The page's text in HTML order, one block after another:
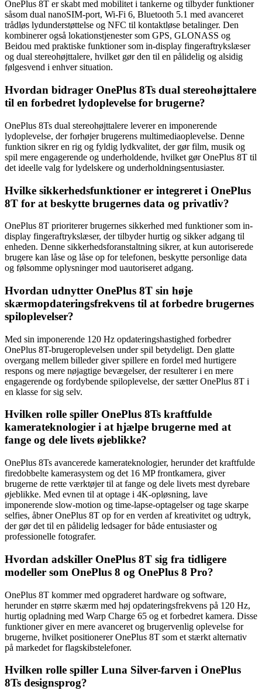
OnePlus 8T er skabt med mobilitet i tankerne og tilbyder funktioner
såsom dual nanoSIM-port, Wi-Fi 6, Bluetooth 5.1 med avanceret
trådløs lydunderstøttelse og NFC til kontaktløse betalinger. Den
kombinerer også lokationstjenester som GPS, GLONASS og
Beidou med praktiske funktioner som in-display fingeraftrykslæser
og dual stereohøjttalere, hvilket gør den til en pålidelig og alsidig
følgesvend i enhver situation.
Hvordan bidrager OnePlus 8Ts dual stereohøjttalere
til en forbedret lydoplevelse for brugerne?
OnePlus 8Ts dual stereohøjttalere leverer en imponerende
lydoplevelse, der forhøjer brugerens multimediaoplevelse. Denne
funktion sikrer en rig og fyldig lydkvalitet, der gør film, musik og
spil mere engagerende og underholdende, hvilket gør OnePlus 8T til
det ideelle valg for lydelskere og underholdningsentusiaster.
Hvilke sikkerhedsfunktioner er integreret i OnePlus
8T for at beskytte brugernes data og privatliv?
OnePlus 8T prioriterer brugernes sikkerhed med funktioner som in-
display fingeraftrykslæser, der tilbyder hurtig og sikker adgang til
enheden. Denne sikkerhedsforanstaltning sikrer, at kun autoriserede
brugere kan låse og låse op for telefonen, beskytte personlige data
og følsomme oplysninger mod uautoriseret adgang.
Hvordan udnytter OnePlus 8T sin høje
skærmopdateringsfrekvens til at forbedre brugernes
spiloplevelser?
Med sin imponerende 120 Hz opdateringshastighed forbedrer
OnePlus 8T-brugeroplevelsen under spil betydeligt. Den glatte
overgang mellem billeder giver spillere en fordel med hurtigere
respons og mere nøjagtige bevægelser, der resulterer i en mere
engagerende og fordybende spiloplevelse, der sætter OnePlus 8T i
en klasse for sig selv.
Hvilken rolle spiller OnePlus 8Ts kraftfulde
kamerateknologier i at hjælpe brugerne med at
fange og dele livets øjeblikke?
OnePlus 8Ts avancerede kamerateknologier, herunder det kraftfulde
firedobbelte kamerasystem og det 16 MP frontkamera, giver
brugerne de rette værktøjer til at fange og dele livets mest dyrebare
øjeblikke. Med evnen til at optage i 4K-opløsning, lave
imponerende slow-motion og time-lapse-optagelser og tage skarpe
selfies, åbner OnePlus 8T op for en verden af kreativitet og udtryk,
der gør det til en pålidelig ledsager for både entusiaster og
professionelle fotografer.
Hvordan adskiller OnePlus 8T sig fra tidligere
modeller som OnePlus 8 og OnePlus 8 Pro?
OnePlus 8T kommer med opgraderet hardware og software,
herunder en større skærm med høj opdateringsfrekvens på 120 Hz,
hurtig opladning med Warp Charge 65 og et forbedret kamera. Disse
funktioner giver en mere avanceret og brugervenlig oplevelse for
brugerne, hvilket positionerer OnePlus 8T som et stærkt alternativ
på markedet for flagskibstelefoner.
Hvilken rolle spiller Luna Silver-farven i OnePlus
8Ts designsprog?